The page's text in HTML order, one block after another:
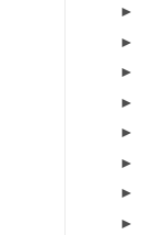
►
►
►
►
►
►
►
►